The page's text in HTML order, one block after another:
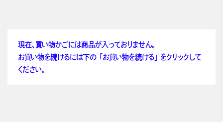
現在、買い物かごには商品が入っておりません。
お買い物を続けるには下の 「お買い物を続ける」 をクリックして
ください。